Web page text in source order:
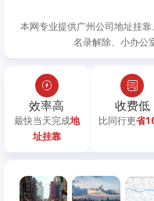
本网专业提供广州公司地址挂
名录解除、小办公
效率高
最快当天完成地
址挂靠
收费低
比同行更省